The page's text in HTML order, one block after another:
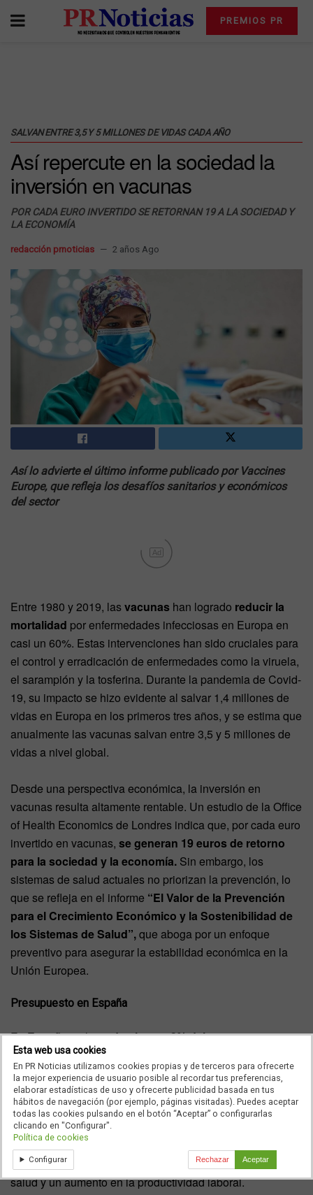
PREMIOS PR
SALVAN ENTRE 3,5 Y 5 MILLONES DE VIDAS CADA AÑO
Así repercute en la sociedad la
inversión en vacunas
POR CADA EURO INVERTIDO SE RETORNAN 19 A LA SOCIEDAD Y
LA ECONOMÍA
redacción prnoticias 2 años Ago
Así lo advierte el último informe publicado por Vaccines
Europe, que refleja los desafíos sanitarios y económicos
del sector
Ad
Entre 1980 y 2019, lasvacunas han logrado reducir la
mortalidad por enfermedades infecciosas en Europa en
casi un 60%. Estas intervenciones han sido cruciales para
el control y erradicación de enfermedades como la viruela,
el sarampión y la tosferina. Durante la pandemia de Covid-
19, su impacto se hizo evidente al salvar 1,4 millones de
vidas en Europa en los primeros tres años, y se estima que
anualmente las vacunas salvan entre 3,5 y 5 millones de
vidas a nivel global.
Desde una perspectiva económica, la inversión en
vacunas resulta altamente rentable. Un estudio de la Office
of Health Economics de Londres indica que, por cada euro
invertido en vacunas, se generan 19 euros de retorno
para la sociedad y la economía. Sin embargo, los
sistemas de salud actuales no priorizan la prevención, lo
que se refleja en el informe “El Valor de la Prevención
para el Crecimiento Económico y la Sostenibilidad de
los Sistemas de Salud”,que aboga por un enfoque
preventivo para asegurar la estabilidad económica en la
Unión Europea.
Presupuesto en España
EnEspaña, solo sedestina un 3% del presupuesto
sanitario a programas de prevención,
de los Estados europeos, este porcentaje es aún más bajo,
alcanzando solo el 0,5%. La directora ejecutiva de
Vaccines Europe, Sibilia Quilici, destaca esta situación
preocupante, subrayando que la promoción de la salud no
solo mejora la calidad de vida, sino que también conlleva
beneficios económicos
, como el ahorro en gastos de
salud y un aumento en la productividad laboral.
Esta web usa cookies
En PR Noticias utilizamos cookies propias y de terceros para ofrecerte
la mejor experiencia de usuario posible al recordar tus preferencias,
elaborar estadísticas de uso y ofrecerte publicidad basada en tus
hábitos de navegación (por ejemplo, páginas visitadas). Puedes aceptar
todas las cookies pulsando en el botón “Aceptar” o configurarlas
clicando en "Configurar".
Política de cookies
Configurar Rechazar Aceptar